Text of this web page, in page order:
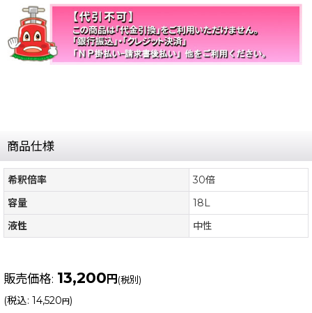
商品仕様
希釈倍率
30倍
容量
18L
液性
中性
販売価格: 13,200 円 (税別)
(税込: 14,520 円)